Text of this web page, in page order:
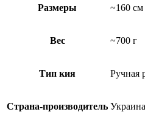
Размеры ~160 см
Вес ~700 г
Тип кия Ручная
Страна-производитель Украина